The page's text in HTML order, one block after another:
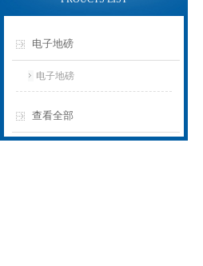
电子地磅
电子地磅
查看全部